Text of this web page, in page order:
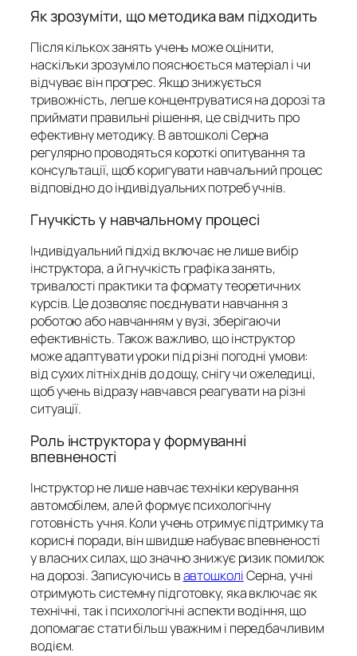
Як зрозуміти, що методика вам підходить
Після кількох занять учень може оцінити,
наскільки зрозуміло пояснюється матеріал і чи
відчуває він прогрес. Якщо знижується
тривожність, легше концентруватися на дорозі та
приймати правильні рішення, це свідчить про
ефективну методику. В автошколі Серна
регулярно проводяться короткі опитування та
консультації, щоб коригувати навчальний процес
відповідно до індивідуальних потреб учнів.
Гнучкість у навчальному процесі
Індивідуальний підхід включає не лише вибір
інструктора, а й гнучкість графіка занять,
тривалості практики та формату теоретичних
курсів. Це дозволяє поєднувати навчання з
роботою або навчанням у вузі, зберігаючи
ефективність. Також важливо, що інструктор
може адаптувати уроки під різні погодні умови:
від сухих літніх днів до дощу, снігу чи ожеледиці,
щоб учень відразу навчався реагувати на різні
ситуації.
Роль інструктора у формуванні
впевненості
Інструктор не лише навчає техніки керування
автомобілем, але й формує психологічну
готовність учня. Коли учень отримує підтримку та
корисні поради, він швидше набуває впевненості
у власних силах, що значно знижує ризик помилок
на дорозі. Записуючись вавтошколіСерна, учні
отримують системну підготовку, яка включає як
технічні, так і психологічні аспекти водіння, що
допомагає стати більш уважним і передбачливим
водієм.